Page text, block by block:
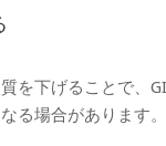
を下げることで、
る場合があります。